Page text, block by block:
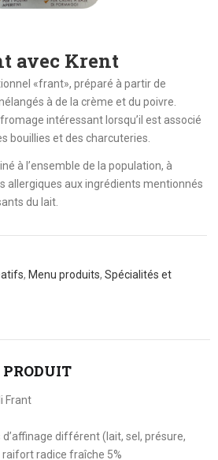
avec Krent
«frant», préparé à partir de
à de la crème et du poivre.
intéressant lorsqu’il est associé
bouillies et des charcuteries.
à l’ensemble de la population, à
allergiques aux ingrédients mentionnés
du lait.
, Menu produits,Spécialités et
PRODUIT
Frant
d’affinage différent (lait, sel, présure,
radice fraîche 5%